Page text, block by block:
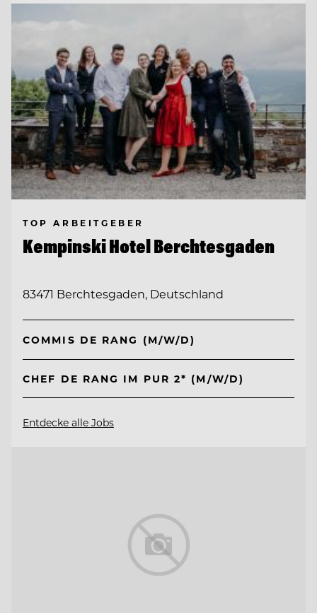
TOP ARBEITGEBER
Kempinski Hotel Berchtesgaden
83471 Berchtesgaden, Deutschland
COMMIS DE RANG (M/W/D)
CHEF DE RANG IM PUR 2* (M/W/D)
Entdecke alle Jobs